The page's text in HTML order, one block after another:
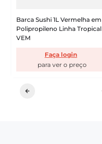
Barca Sushi 1L Vermelha em
Polipropileno Linha Tropical
VEM
Faça login